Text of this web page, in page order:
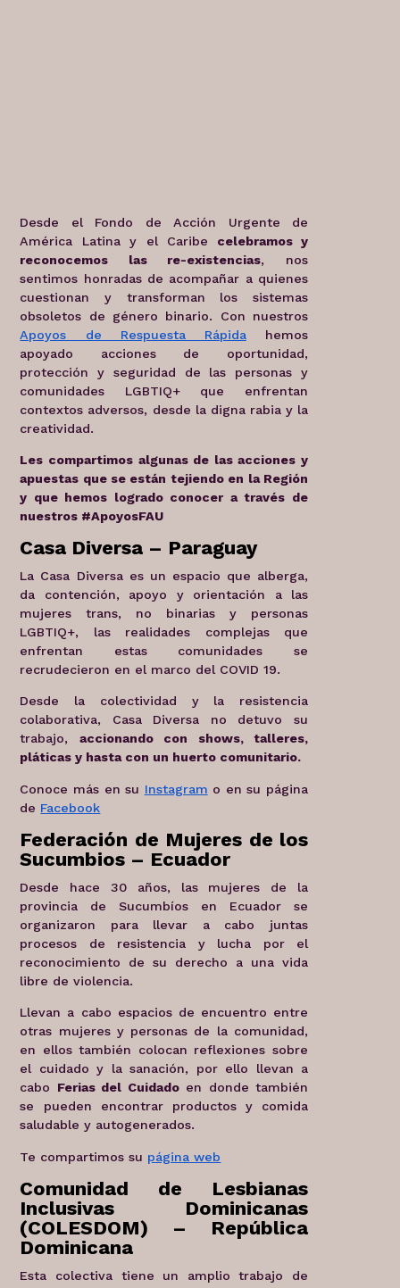
Desde el Fondo de Acción Urgente de
América Latina y el Caribe celebramos y
reconocemos las re-existencias, nos
sentimos honradas de acompañar a quienes
cuestionan y transforman los sistemas
obsoletos de género binario. Con nuestros
Apoyos de Respuesta Rápidahemos
apoyado acciones de oportunidad,
protección y seguridad de las personas y
comunidades LGBTIQ+ que enfrentan
contextos adversos, desde la digna rabia y la
creatividad.
Les compartimos algunas de las acciones y
apuestas que se están tejiendo en la Región
y que hemos logrado conocer a través de
nuestros #ApoyosFAU
Casa Diversa – Paraguay
La Casa Diversa es un espacio que alberga,
da contención, apoyo y orientación a las
mujeres trans, no binarias y personas
LGBTIQ+, las realidades complejas que
enfrentan estas comunidades se
recrudecieron en el marco del COVID 19.
Desde la colectividad y la resistencia
colaborativa, Casa Diversa no detuvo su
trabajo, accionando con shows, talleres,
pláticas y hasta con un huerto comunitario.
Conoce más en su Instagram o en su página
de Facebook
Federación de Mujeres de los
Sucumbios – Ecuador
Desde hace 30 años, las mujeres de la
provincia de Sucumbíos en Ecuador se
organizaron para llevar a cabo juntas
procesos de resistencia y lucha por el
reconocimiento de su derecho a una vida
libre de violencia.
Llevan a cabo espacios de encuentro entre
otras mujeres y personas de la comunidad,
en ellos también colocan reflexiones sobre
el cuidado y la sanación, por ello llevan a
cabo Ferias del Cuidadoen donde también
se pueden encontrar productos y comida
saludable y autogenerados.
Te compartimos su página web
Comunidad de Lesbianas
Inclusivas Dominicanas
(COLESDOM) – República
Dominicana
Esta colectiva tiene un amplio trabajo de